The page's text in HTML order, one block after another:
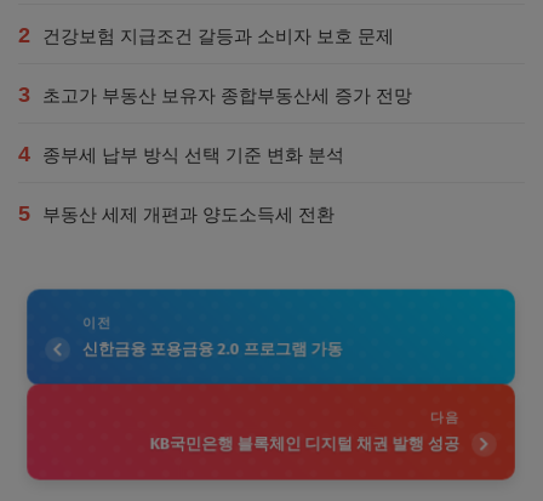
2 건강보험 지급조건 갈등과 소비자 보호 문제
3 초고가 부동산 보유자 종합부동산세 증가 전망
4 종부세 납부 방식 선택 기준 변화 분석
5 부동산 세제 개편과 양도소득세 전환
이전
신한금융 포용금융 2.0 프로그램 가동
다음
KB국민은행 블록체인 디지털 채권 발행 성공